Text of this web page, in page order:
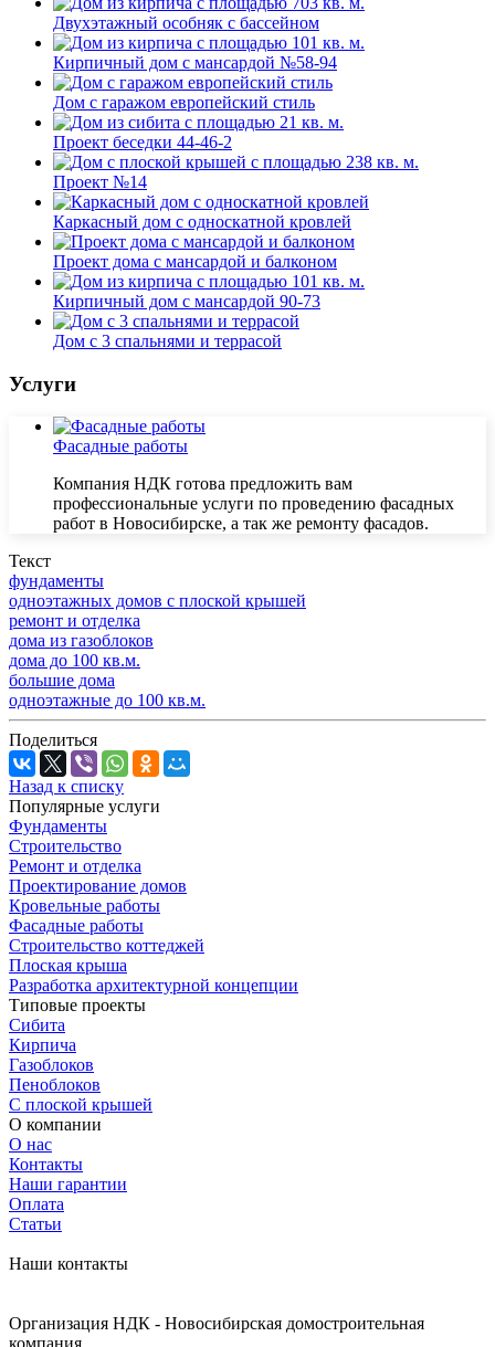
Двухэтажный особняк с бассейном
Кирпичный дом с мансардой №58-94
Дом с гаражом европейский стиль
Проект беседки 44-46-2
Проект №14
Каркасный дом с односкатной кровлей
Проект дома с мансардой и балконом
Кирпичный дом с мансардой 90-73
Дом с 3 спальнями и террасой
Услуги
Фасадные работы
Компания НДК готова предложить вам
профессиональные услуги по проведению фасадных
работ в Новосибирске, а так же ремонту фасадов.
Текст
фундаменты
одноэтажных домов с плоской крышей
ремонт и отделка
дома из газоблоков
дома до 100 кв.м.
большие дома
одноэтажные до 100 кв.м.
Поделиться
Назад к списку
Популярные услуги
Фундаменты
Строительство
Ремонт и отделка
Проектирование домов
Кровельные работы
Фасадные работы
Строительство коттеджей
Плоская крыша
Разработка архитектурной концепции
Типовые проекты
Сибита
Кирпича
Газоблоков
Пеноблоков
С плоской крышей
О компании
О нас
Контакты
Наши гарантии
Оплата
Статьи
Наши контакты
Организация НДК - Новосибирская домостроительная